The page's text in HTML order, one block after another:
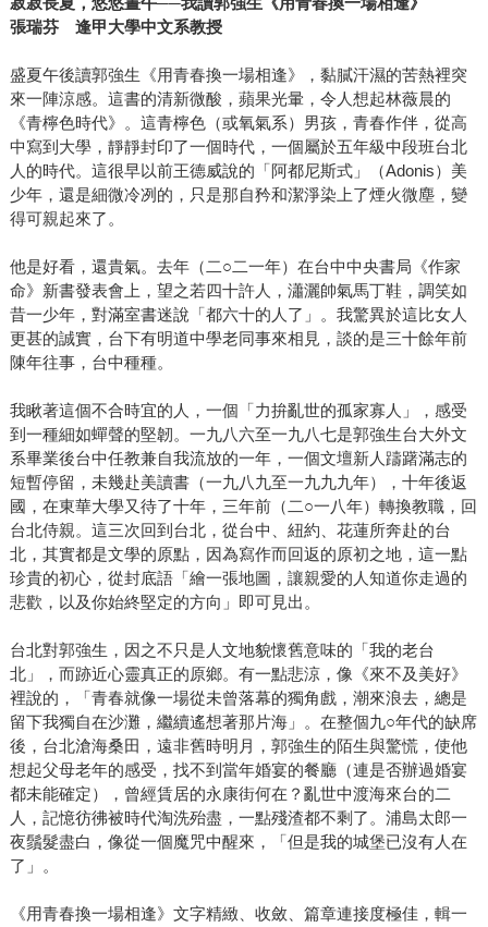
張瑞芬 逢甲大學中文系教授
盛夏午後讀郭強生《用青春換一場相逢》，黏膩汗濕的苦熱裡突
來一陣涼感。這書的清新微酸，蘋果光暈，令人想起林薇晨的
《青檸色時代》。這青檸色（或氧氣系）男孩，青春作伴，從高
中寫到大學，靜靜封印了一個時代，一個屬於五年級中段班台北
人的時代。這很早以前王德威說的「阿都尼斯式」（Adonis）美
少年，還是細微冷冽的，只是那自矜和潔淨染上了煙火微塵，變
得可親起來了。
他是好看，還貴氣。去年（二○二一年）在台中中央書局《作家
命》新書發表會上，望之若四十許人，瀟灑帥氣馬丁鞋，調笑如
昔一少年，對滿室書迷說「都六十的人了」。我驚異於這比女人
更甚的誠實，台下有明道中學老同事來相見，談的是三十餘年前
陳年往事，台中種種。
我瞅著這個不合時宜的人，一個「力拚亂世的孤家寡人」，感受
到一種細如蟬聲的堅韌。一九八六至一九八七是郭強生台大外文
系畢業後台中任教兼自我流放的一年，一個文壇新人躊躇滿志的
短暫停留，未幾赴美讀書（一九八九至一九九九年），十年後返
國，在東華大學又待了十年，三年前（二○一八年）轉換教職，回
台北侍親。這三次回到台北，從台中、紐約、花蓮所奔赴的台
北，其實都是文學的原點，因為寫作而回返的原初之地，這一點
珍貴的初心，從封底語「繪一張地圖，讓親愛的人知道你走過的
悲歡，以及你始終堅定的方向」即可見出。
台北對郭強生，因之不只是人文地貌懷舊意味的「我的老台
北」，而跡近心靈真正的原鄉。有一點悲涼，像《來不及美好》
裡說的，「青春就像一場從未曾落幕的獨角戲，潮來浪去，總是
留下我獨自在沙灘，繼續遙想著那片海」。在整個九○年代的缺席
後，台北滄海桑田，遠非舊時明月，郭強生的陌生與驚慌，使他
想起父母老年的感受，找不到當年婚宴的餐廳（連是否辦過婚宴
都未能確定），曾經賃居的永康街何在？亂世中渡海來台的二
人，記憶彷彿被時代淘洗殆盡，一點殘渣都不剩了。浦島太郎一
夜鬚髮盡白，像從一個魔咒中醒來，「但是我的城堡已沒有人在
了」。
《用青春換一場相逢》文字精緻、收斂、篇章連接度極佳，輯一